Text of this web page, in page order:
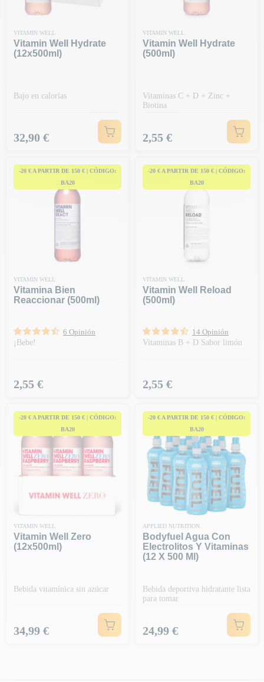
VITAMIN WELL
Vitamin Well Hydrate
(12x500ml)
Bajo en calorías
Precio
32,90 €
VITAMIN WELL
Vitamin Well Hydrate
(500ml)
Vitaminas C + D + Zinc +
Biotina
Precio
2,55 €
-20 € A PARTIR DE 150 € | CÓDIGO:
BA20
VITAMIN WELL
Vitamina Bien
Reaccionar (500ml)
6 Opinión
¡Bebe!
Precio
2,55 €
-20 € A PARTIR DE 150 € | CÓDIGO:
BA20
VITAMIN WELL
Vitamin Well Reload
(500ml)
14 Opinión
Vitaminas B + D Sabor limón
Precio
2,55 €
-20 € A PARTIR DE 150 € | CÓDIGO:
BA20
VITAMIN WELL
Vitamin Well Zero
(12x500ml)
Bebida vitamínica sin azúcar
Precio
34,99 €
-20 € A PARTIR DE 150 € | CÓDIGO:
BA20
APPLIED NUTRITION
Bodyfuel Agua Con
Electrolitos Y Vitaminas
(12 X 500 Ml)
Bebida deportiva hidratante lista
para tomar
Precio
24,99 €